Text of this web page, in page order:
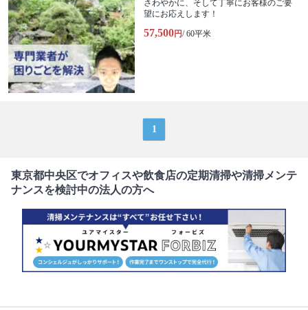
さわやかに、そして丁寧にお客様のご要
望にお応えします！
57,500円/ 60平米
1
東京都中央区でオフィスや飲食店の定期清掃や清掃メンテ
ナンスを検討中の法人の方へ